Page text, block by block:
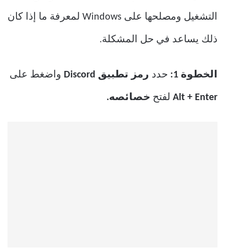
التشغيل ومصلحها على Windows لمعرفة ما إذا كان
ذلك يساعد في حل المشكلة.
الخطوة 1: حدد رمز تطبيق Discord واضغط على
Alt + Enter لفتح خصائصه.